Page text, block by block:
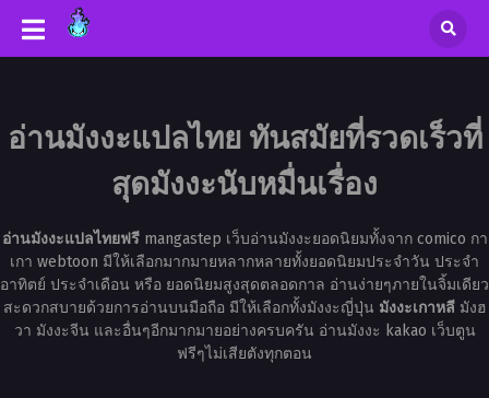
อ่านมังงะแปลไทย ทันสมัยที่รวดเร็วที่
สุดมังงะนับหมื่นเรื่อง
อ่านมังงะแปลไทยฟรีmangastep เว็บอ่านมังงะยอดนิยมทั้งจาก comico กา
เกา webtoon มีให้เลือกมากมายหลากหลายทั้งยอดนิยมประจำวัน ประจำ
อาทิตย์ ประจำเดือน หรือ ยอดนิยมสูงสุดตลอดกาล อ่านง่ายๆภายในจิ้มเดียว
สะดวกสบายด้วยการอ่านบนมือถือ มีให้เลือกทั้งมังงะญี่ปุ่น มังงะเกาหลีมังฮ
วา มังงะจีน และอื่นๆอีกมากมายอย่างครบครัน อ่านมังงะ kakao เว็บตูน
ฟรีๆไม่เสียตังทุกตอน